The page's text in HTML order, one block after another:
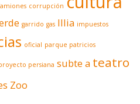
corrupción
garrido gas Illia impuestos
oficial parque patricios
persiana subte a teatro
Zoo